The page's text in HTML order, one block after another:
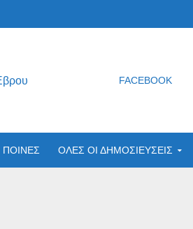
FACEBOOK
ΠΟΙΝΕΣ ΟΛΕΣ ΟΙ ΔΗΜΟΣΙΕΥΣΕΙΣ